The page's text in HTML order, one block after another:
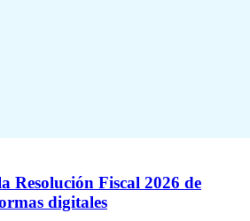
Resolución Fiscal 2026 de
digitales